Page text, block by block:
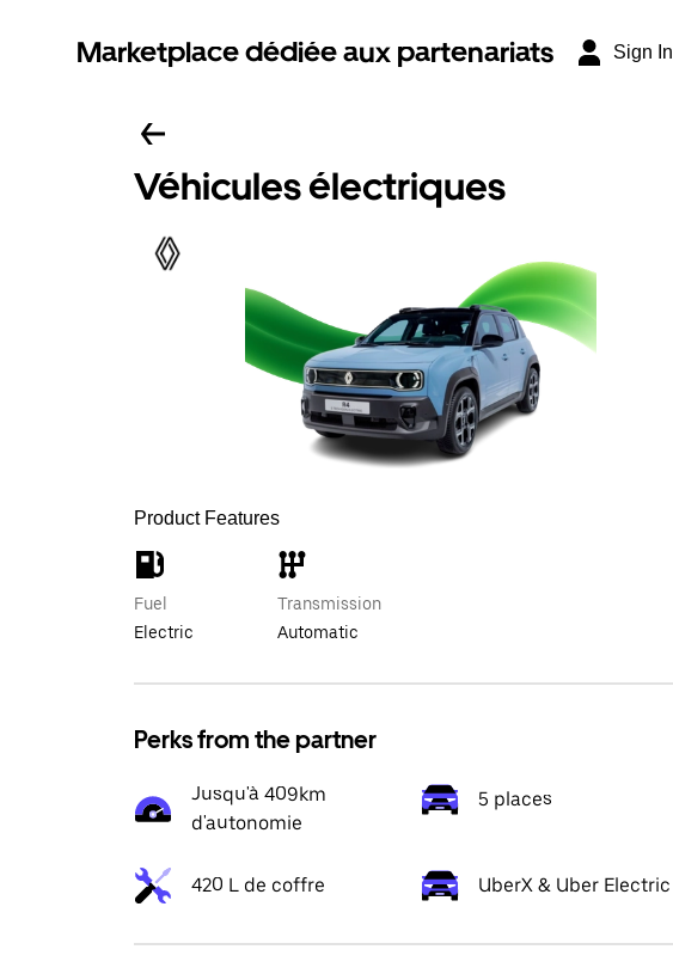
Marketplace dédiée aux partenariats Sign In
Véhicules électriques
Product Features
Fuel
Electric
Transmission
Automatic
Perks from the partner
Jusqu'à 409km
d'autonomie
5 places
420 L de coffre UberX & Uber Electric